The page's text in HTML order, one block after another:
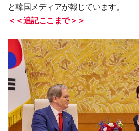
く空港に詰めかけ「出て行け！」「極
ドを掲げる「在韓反米勢力」
ータセンター整備」⇒ だから無理だ
『Money1』
JPモルガン「韓国レバ
ほぼ終わった」
『Money1』
韓国『国民年金公団』
『Money1』
韓国政府「ニセＫ-ブラ
ャンペーン」⇒ あの名物教授も登場！
と韓国メディアが報じています。
＜＜追記ここまで＞＞